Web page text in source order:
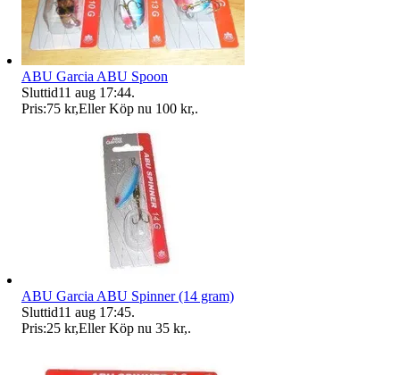
ABU Garcia ABU Spoon
Sluttid11 aug 17:44.
Pris:75 kr,Eller Köp nu 100 kr,.
ABU Garcia ABU Spinner (14 gram)
Sluttid11 aug 17:45.
Pris:25 kr,Eller Köp nu 35 kr,.